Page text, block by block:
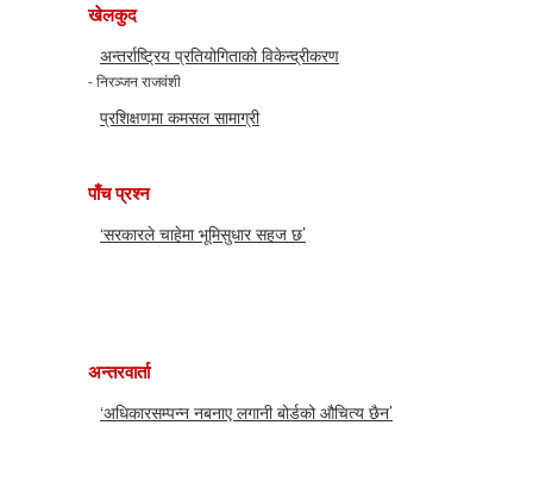
खेलकुद
अन्तर्राष्ट्रिय प्रतियोगिताको विकेन्द्रीकरण
- निरञ्जन राजवंशी
प्रशिक्षणमा कमसल सामाग्री
पाँच प्रश्न
‘सरकारले चाहेमा भूमिसुधार सहज छ’
अन्तरवार्ता
‘अधिकारसम्पन्न नबनाए लगानी बोर्डको औचित्य छैन’